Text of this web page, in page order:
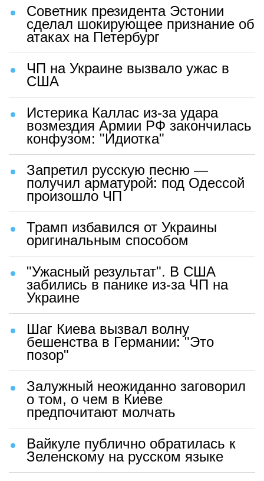
Советник президента Эстонии
сделал шокирующее признание об
атаках на Петербург
ЧП на Украине вызвало ужас в
США
Истерика Каллас из-за удара
возмездия Армии РФ закончилась
конфузом: "Идиотка"
Запретил русскую песню —
получил арматурой: под Одессой
произошло ЧП
Трамп избавился от Украины
оригинальным способом
"Ужасный результат". В США
забились в панике из-за ЧП на
Украине
Шаг Киева вызвал волну
бешенства в Германии: "Это
позор"
Залужный неожиданно заговорил
о том, о чем в Киеве
предпочитают молчать
Вайкуле публично обратилась к
Зеленскому на русском языке